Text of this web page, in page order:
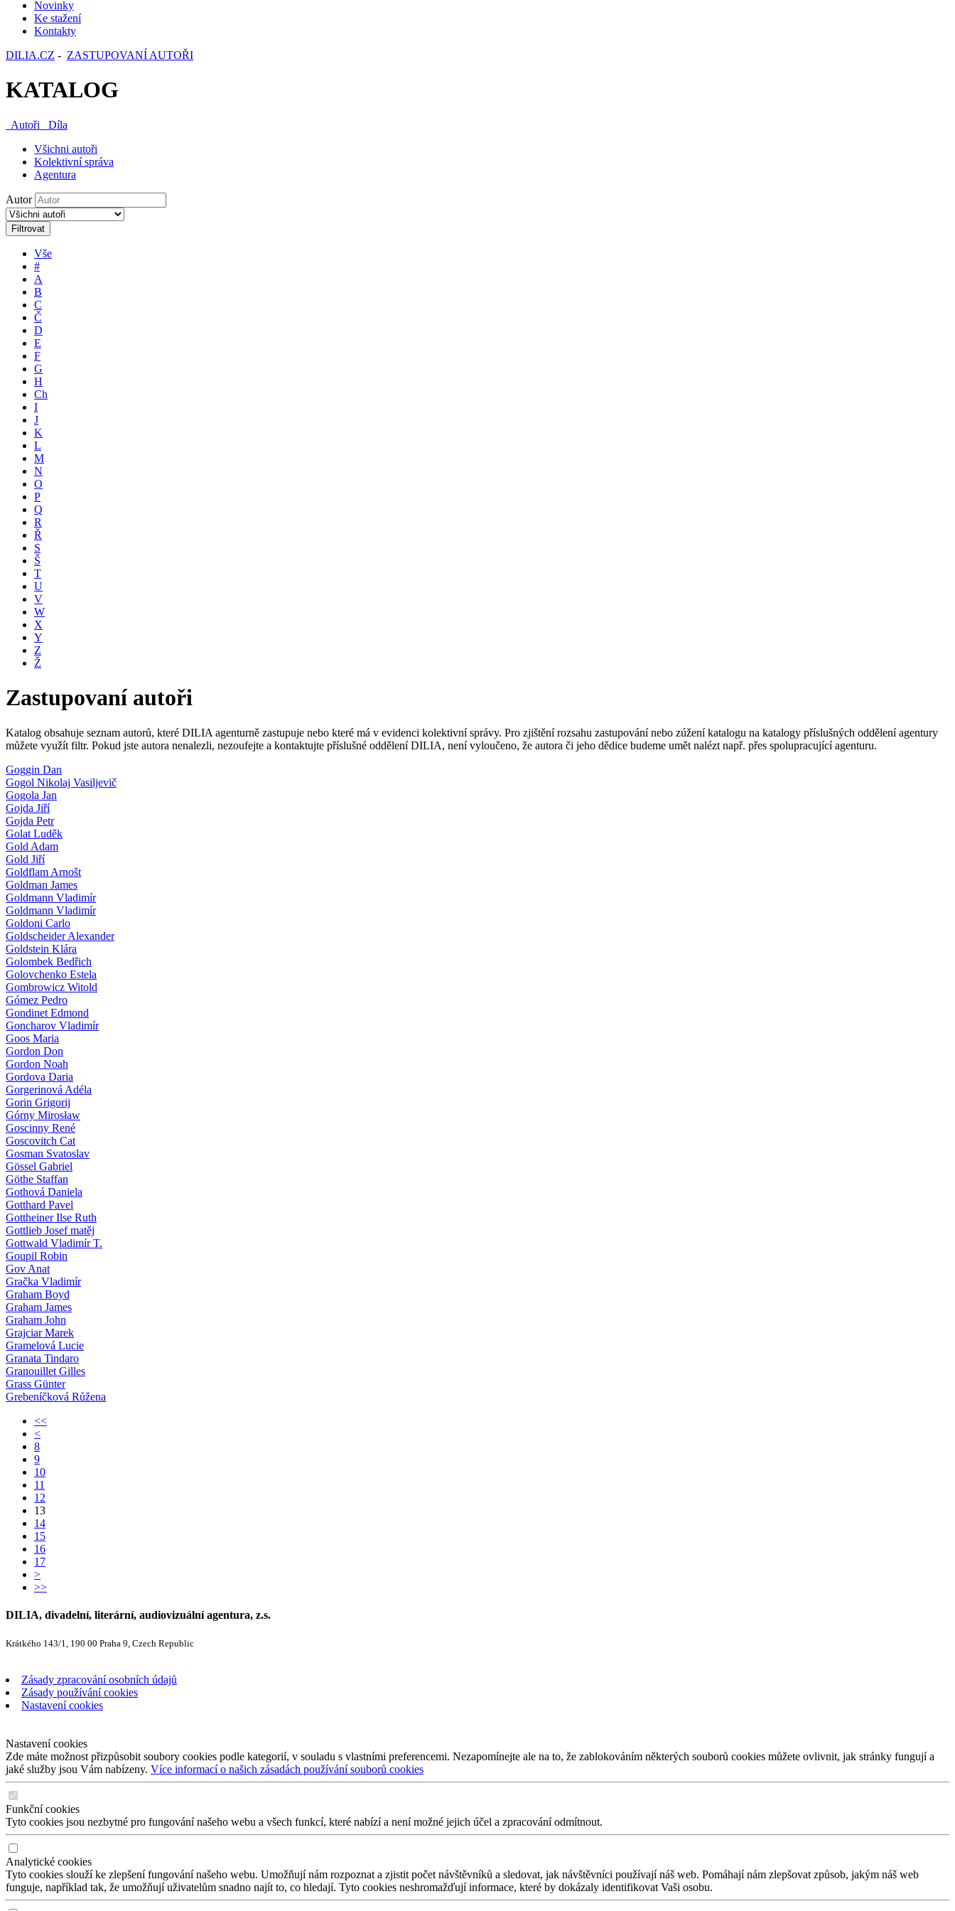
Novinky
Ke stažení
Kontakty
DILIA.CZ - ZASTUPOVANÍ AUTOŘI
KATALOG
Autoři
Díla
Všichni autoři
Kolektivní správa
Agentura
Autor
Filtrovat
Vše
#
A
B
C
Č
D
E
F
G
H
Ch
I
J
K
L
M
N
O
P
Q
R
Ř
S
Š
T
U
V
W
X
Y
Z
Ž
Zastupovaní autoři
Katalog obsahuje seznam autorů, které DILIA agenturně zastupuje nebo které má v evidenci kolektivní správy. Pro zjištění rozsahu zastupování nebo zúžení katalogu na katalogy příslušných oddělení agentury
můžete využít filtr. Pokud jste autora nenalezli, nezoufejte a kontaktujte příslušné oddělení DILIA, není vyloučeno, že autora či jeho dědice budeme umět nalézt např. přes spolupracující agenturu.
Goggin Dan
Gogol Nikolaj Vasiljevič
Gogola Jan
Gojda Jiří
Gojda Petr
Golat Luděk
Gold Adam
Gold Jiří
Goldflam Arnošt
Goldman James
Goldmann Vladimír
Goldmann Vladimír
Goldoni Carlo
Goldscheider Alexander
Goldstein Klára
Golombek Bedřich
Golovchenko Estela
Gombrowicz Witold
Gómez Pedro
Gondinet Edmond
Goncharov Vladimír
Goos Maria
Gordon Don
Gordon Noah
Gordova Daria
Gorgerinová Adéla
Gorin Grigorij
Górny Mirosław
Goscinny René
Goscovitch Cat
Gosman Svatoslav
Gössel Gabriel
Göthe Staffan
Gothová Daniela
Gotthard Pavel
Gottheiner Ilse Ruth
Gottlieb Josef matěj
Gottwald Vladimír T.
Goupil Robin
Gov Anat
Gračka Vladimír
Graham Boyd
Graham James
Graham John
Grajciar Marek
Gramelová Lucie
Granata Tindaro
Granouillet Gilles
Grass Günter
Grebeníčková Růžena
<<
<
8
9
10
11
12
13
14
15
16
17
>
>>
DILIA, divadelní, literární, audiovizuální agentura, z.s.
Krátkého 143/1, 190 00 Praha 9, Czech Republic
Zásady zpracování osobních údajů
Zásady používání cookies
Nastavení cookies
Nastavení cookies
Zde máte možnost přizpůsobit soubory cookies podle kategorií, v souladu s vlastními preferencemi. Nezapomínejte ale na to, že zablokováním některých souborů cookies můžete ovlivnit, jak stránky fungují a
jaké služby jsou Vám nabízeny. Více informací o našich zásadách používání souborů cookies
Funkční cookies
Tyto cookies jsou nezbytné pro fungování našeho webu a všech funkcí, které nabízí a není možné jejich účel a zpracování odmítnout.
Analytické cookies
Tyto cookies slouží ke zlepšení fungování našeho webu. Umožňují nám rozpoznat a zjistit počet návštěvníků a sledovat, jak návštěvníci používají náš web. Pomáhají nám zlepšovat způsob, jakým náš web
funguje, například tak, že umožňují uživatelům snadno najít to, co hledají. Tyto cookies neshromažďují informace, které by dokázaly identifikovat Vaši osobu.